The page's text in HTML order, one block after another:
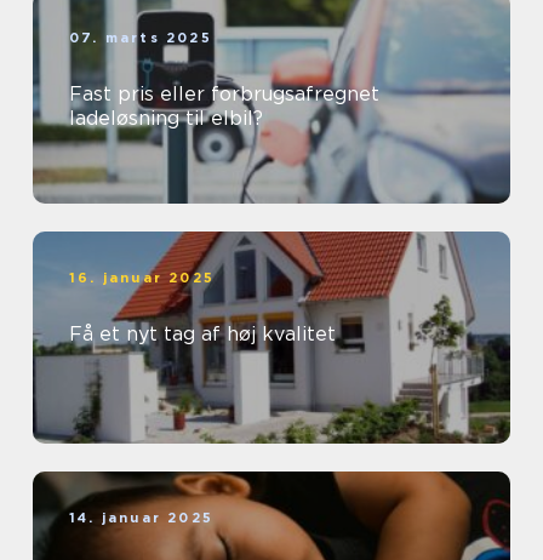
07. marts 2025
Fast pris eller forbrugsafregnet
ladeløsning til elbil?
16. januar 2025
Få et nyt tag af høj kvalitet
14. januar 2025